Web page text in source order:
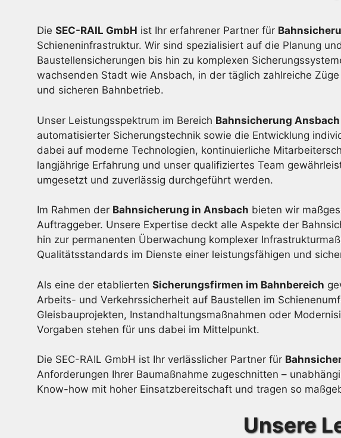
Die SEC-RAIL GmbH ist Ihr erfahrener Partner für
Schieneninfrastruktur. Wir sind spezialisiert auf die Planung
Baustellensicherungen bis hin zu komplexen
wachsenden Stadt wie Ansbach, in der täglich zahlreiche
und sicheren Bahnbetrieb.
Unser Leistungsspektrum im Bereich Bahnsicherung Ansbach
automatisierter Sicherungstechnik sowie die Entwicklung
dabei auf moderne Technologien, kontinuierliche
langjährige Erfahrung und unser qualifiziertes Team
umgesetzt und zuverlässig durchgeführt werden.
Im Rahmen der Bahnsicherung in Ansbach bieten wir
Auftraggeber. Unsere Expertise deckt alle Aspekte der
hin zur permanenten Überwachung komplexer
Qualitätsstandards im Dienste einer leistungsfähigen und
Als eine der etablierten Sicherungsfirmen im Bahnbereich
Arbeits- und Verkehrssicherheit auf Baustellen im
Gleisbauprojekten, Instandhaltungsmaßnahmen oder
Vorgaben stehen für uns dabei im Mittelpunkt.
Die SEC-RAIL GmbH ist Ihr verlässlicher Partner für
Anforderungen Ihrer Baumaßnahme zugeschnitten –
Know-how mit hoher Einsatzbereitschaft und tragen so
Unsere